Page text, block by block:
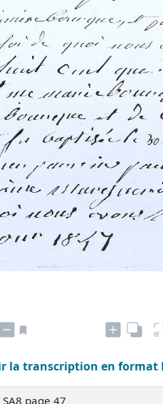
la transcription en format
page 47